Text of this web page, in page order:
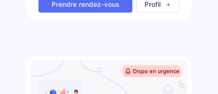
Prendre rendez-vous Profil
🚨 Dispo en urgence